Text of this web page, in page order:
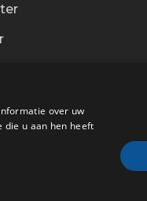
Bezorgd
over uw
die u aan hen heeft